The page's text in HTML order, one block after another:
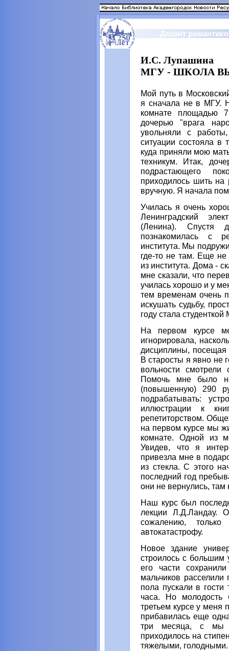
Десант
И.С. Лупашина
МГУ - ШКОЛА
Мой путь в
я сначала не в МГУ.
комнате площадью
дочерью "врага
увольняли с
ситуации состояла в
куда приняли мою
техникум. Итак,
подрастающего
приходилось шить
вручную. Я начала
Училась я очень
Ленинградский
(Ленина). Спустя
познакомилась с
института. Мы
где-то не там. Еще не
из института. Дома -
мне сказали, что
училась хорошо и у
тем временам очень
искушать судьбу,
году стала
На первом курсе
игнорировала,
дисциплины, посещая
В старосты я явно не
вольности
Помочь мне было
(повышенную) 290
подрабатывать:
иллюстрации к
репетиторством.
на первом курсе мы
комнате. Одной из
Увидев, что я
привезла мне в
из стекла. С этого
последний год
они не вернулись, там
Наш курс был
лекции Л.Д.Ландау.
сожалению,
автокатастрофу.
Новое здание
строилось с большим
его части
мальчиков
пола пускали в
часа. Но
третьем курсе у меня
прибавилась еще
три месяца, с мы
приходилось на
тяжелыми, голодными.